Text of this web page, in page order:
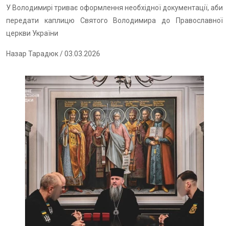
У Володимирі триває оформлення необхідної документації, аби
передати каплицю Святого Володимира до Православної
церкви України
Назар Тарадюк/ 03.03.2026